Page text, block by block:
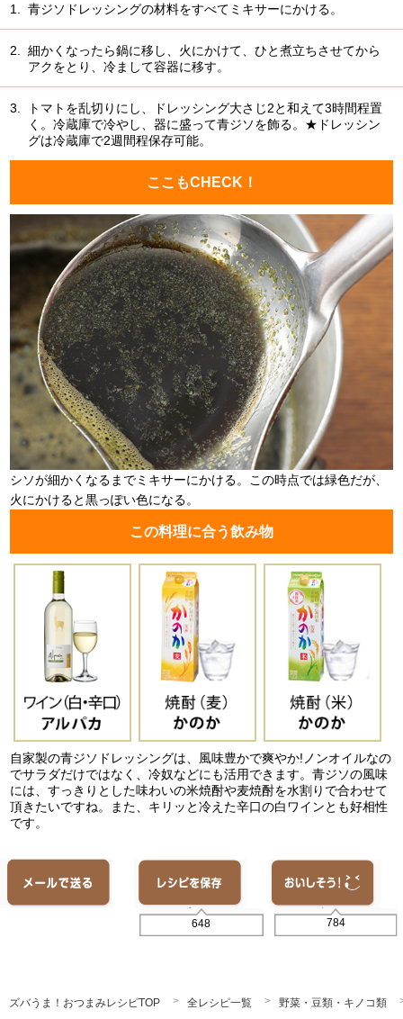
1. 青ジソドレッシングの材料をすべてミキサーにかける。
2.
細かくなったら鍋に移し、火にかけて、ひと煮立ちさせてから
アクをとり、冷まして容器に移す。
3.
トマトを乱切りにし、ドレッシング大さじ2と和えて3時間程置
く。冷蔵庫で冷やし、器に盛って青ジソを飾る。★ドレッシン
グは冷蔵庫で2週間程保存可能。
ここもCHECK！
シソが細かくなるまでミキサーにかける。この時点では緑色だが、
火にかけると黒っぽい色になる。
この料理に合う飲み物
自家製の青ジソドレッシングは、風味豊かで爽やか!ノンオイルなの
でサラダだけではなく、冷奴などにも活用できます。青ジソの風味
には、すっきりとした味わいの米焼酎や麦焼酎を水割りで合わせて
頂きたいですね。また、キリッと冷えた辛口の白ワインとも好相性
です。
648 784
ズバうま！おつまみレシピTOP 全レシピ一覧
野菜・豆類・キノコ類